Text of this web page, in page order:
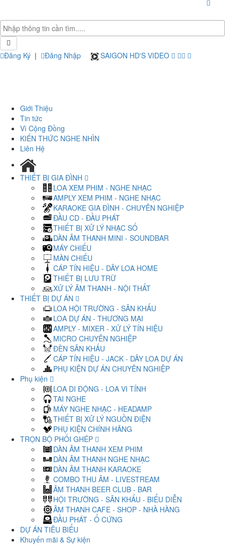
Đăng Ký | Đăng Nhập SAIGON HD'S VIDEO
Giới Thiệu
Tin tức
Vì Cộng Đồng
KIẾN THỨC NGHE NHÌN
Liên Hệ
THIẾT BỊ GIA ĐÌNH
LOA XEM PHIM - NGHE NHẠC
AMPLY XEM PHIM - NGHE NHẠC
KARAOKE GIA ĐÌNH - CHUYÊN NGHIỆP
ĐẦU CD - ĐẦU PHÁT
THIẾT BỊ XỬ LÝ NHẠC SỐ
DÀN ÂM THANH MINI - SOUNDBAR
MÁY CHIẾU
MÀN CHIẾU
CÁP TÍN HIỆU - DÂY LOA HOME
THIẾT BỊ LƯU TRỮ
XỬ LÝ ÂM THANH - NỘI THẤT
THIẾT BỊ DỰ ÁN
LOA HỘI TRƯỜNG - SÂN KHẤU
LOA DỰ ÁN - THƯƠNG MẠI
AMPLY - MIXER - XỬ LÝ TÍN HIỆU
MICRO CHUYÊN NGHIỆP
ĐÈN SÂN KHẤU
CÁP TÍN HIỆU - JACK - DÂY LOA DỰ ÁN
PHỤ KIỆN DỰ ÁN CHUYÊN NGHIỆP
Phụ kiện
LOA DI ĐỘNG - LOA VI TÍNH
TAI NGHE
MÁY NGHE NHẠC - HEADAMP
THIẾT BỊ XỬ LÝ NGUỒN ĐIỆN
PHỤ KIỆN CHÍNH HÃNG
TRỌN BỘ PHỐI GHÉP
DÀN ÂM THANH XEM PHIM
DÀN ÂM THANH NGHE NHẠC
DÀN ÂM THANH KARAOKE
COMBO THU ÂM - LIVESTREAM
ÂM THANH BEER CLUB - BAR
HỘI TRƯỜNG - SÂN KHẤU - BIỂU DIỄN
ÂM THANH CAFE - SHOP - NHÀ HÀNG
ĐẦU PHÁT - Ổ CỨNG
DỰ ÁN TIÊU BIỂU
Khuyến mãi & Sự kiện